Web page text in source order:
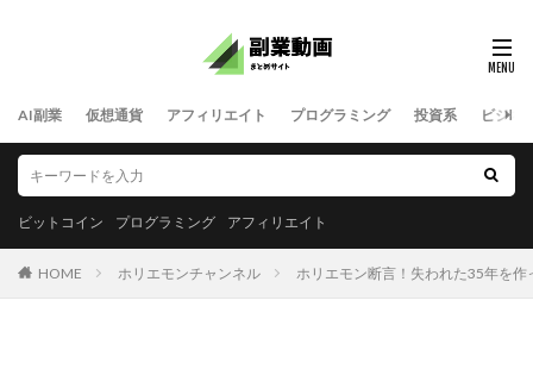
AI副業 仮想通貨 アフィリエイト プログラミング 投資系 ビジネ
ビットコイン プログラミング アフィリエイト
HOME ホリエモンチャンネル ホリエモン断言！失われた35年を